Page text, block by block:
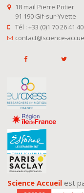
18 mail Pierre Potier
91 190 Gif-sur-Yvette
Tél : +33 (0)1 70 26 41 40
contact@science-
Science Accueil est